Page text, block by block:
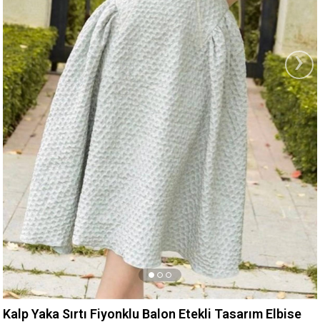
›
Kalp Yaka Sırtı Fiyonklu Balon Etekli Tasarım Elbise